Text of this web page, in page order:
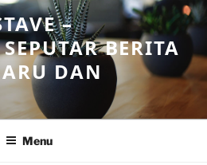
–
BERITA
DAN
Menu